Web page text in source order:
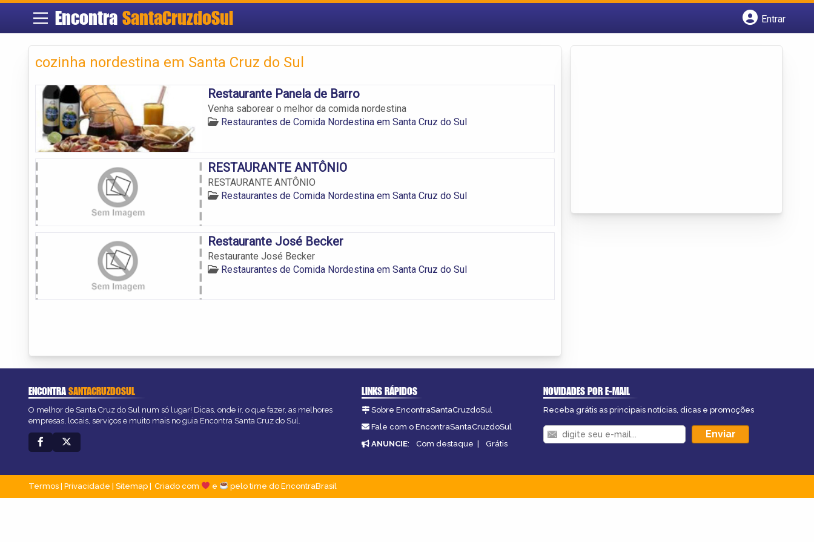
Encontra SantaCruzdoSul
Entrar
cozinha nordestina em Santa Cruz do Sul
Restaurante Panela de Barro
Venha saborear o melhor da comida nordestina
Restaurantes de Comida Nordestina em Santa Cruz do Sul
RESTAURANTE ANTÔNIO
RESTAURANTE ANTÔNIO
Restaurantes de Comida Nordestina em Santa Cruz do Sul
Restaurante José Becker
Restaurante José Becker
Restaurantes de Comida Nordestina em Santa Cruz do Sul
ENCONTRASANTACRUZDOSUL
O melhor de Santa Cruz do Sul num só lugar! Dicas, onde ir, o que fazer, as melhores
empresas, locais, serviços e muito mais no guia Encontra Santa Cruz do Sul.
LINKS RÁPIDOS
Sobre EncontraSantaCruzdoSul
Fale com o EncontraSantaCruzdoSul
ANUNCIE: Com destaque | Grátis
NOVIDADES POR E-MAIL
Receba grátis as principais notícias, dicas e promoções
Termos Privacidade Sitemap Criado com e pelo time do EncontraBrasil